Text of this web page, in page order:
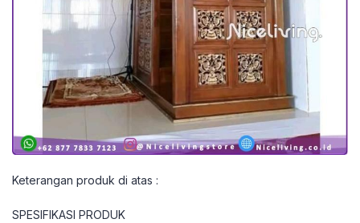
Keterangan produk di atas :
SPESIFIKASI PRODUK